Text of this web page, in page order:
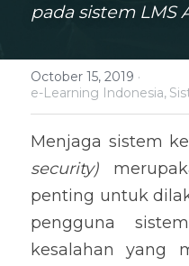
pada sistem LMS
October 15, 2019 ·
e-Learning Indonesia,
Menjaga sistem
security)
penting untuk
pengguna
kesalahan yang